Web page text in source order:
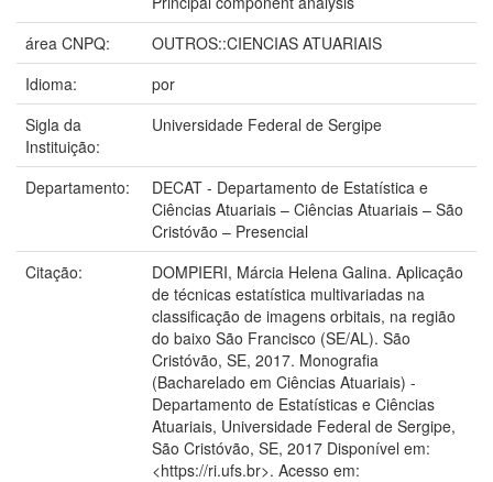
área CNPQ:
OUTROS::CIENCIAS ATUARIAIS
Idioma:
por
Sigla da
Instituição:
Universidade Federal de Sergipe
Departamento:
DECAT - Departamento de Estatística e
Ciências Atuariais – Ciências Atuariais – São
Cristóvão – Presencial
Citação:
DOMPIERI, Márcia Helena Galina. Aplicação
de técnicas estatística multivariadas na
classificação de imagens orbitais, na região
do baixo São Francisco (SE/AL). São
Cristóvão, SE, 2017. Monografia
(Bacharelado em Ciências Atuariais) -
Departamento de Estatísticas e Ciências
Atuariais, Universidade Federal de Sergipe,
São Cristóvão, SE, 2017 Disponível em:
<https://ri.ufs.br>. Acesso em: